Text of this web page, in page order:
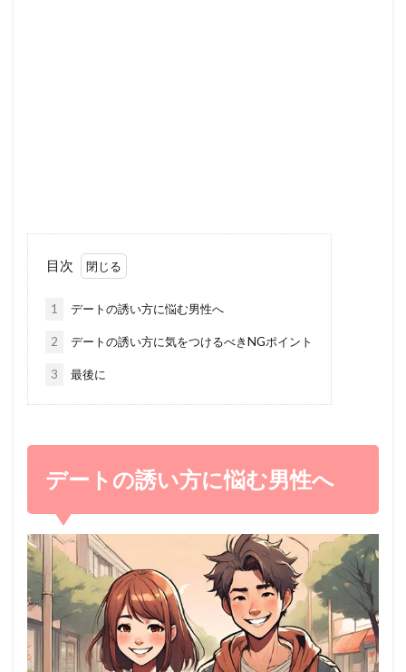
目次
1 デートの誘い方に悩む男性へ
2 デートの誘い方に気をつけるべきNGポイント
3 最後に
デートの誘い方に悩む男性へ